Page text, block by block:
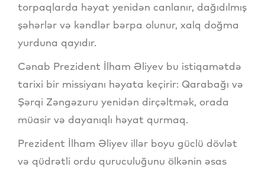
torpaqlarda həyat yenidən canlanır, dağıdılmış
şəhərlər və kəndlər bərpa olunur, xalq doğma
yurduna qayıdır.
Cənab Prezident İlham Əliyev bu istiqamətdə
tarixi bir missiyanı həyata keçirir: Qarabağı və
Şərqi Zəngəzuru yenidən dirçəltmək, orada
müasir və dayanıqlı həyat qurmaq.
Prezident İlham Əliyev illər boyu güclü dövlət
və qüdrətli ordu quruculuğunu ölkənin əsas